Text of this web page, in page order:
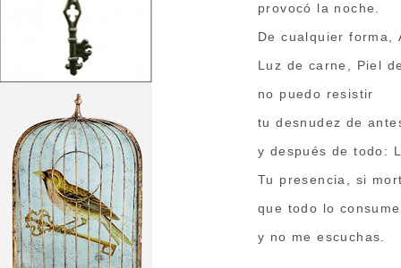
provocó la noche.
De cualquier forma,
Luz de carne, Piel
no puedo resistir
tu desnudez de
y después de todo:
Tu presencia, si
que todo lo
y no me escuchas.